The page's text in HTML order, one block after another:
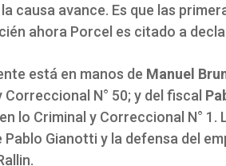
causa avance. Es que las
ahora Porcel es citado a
está en manos de Manuel
Correccional N° 50; y del fiscal
lo Criminal y Correccional N°
Pablo Gianotti y la defensa del